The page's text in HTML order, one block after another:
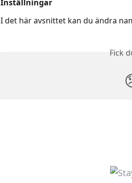
Inställningar
I det här avsnittet kan du ändra
Fick